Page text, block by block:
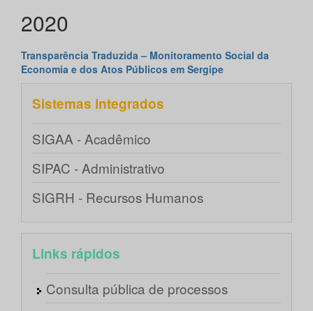
2020
Transparência Traduzida – Monitoramento Social da
Economia e dos Atos Públicos em Sergipe
Sistemas integrados
SIGAA - Acadêmico
SIPAC - Administrativo
SIGRH - Recursos Humanos
Links rápidos
Consulta pública de processos